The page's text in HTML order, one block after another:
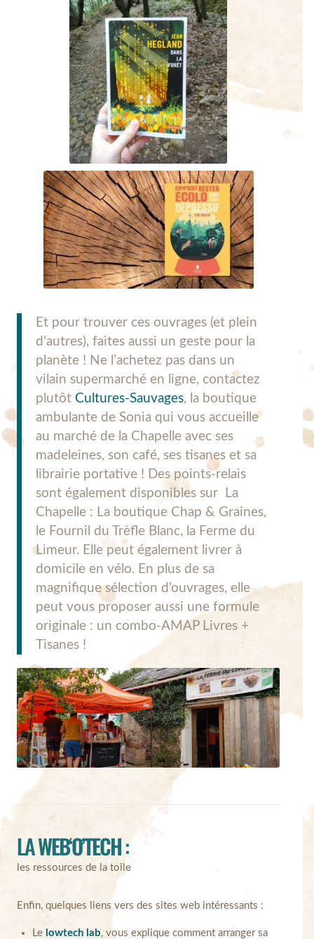
Et pour trouver ces ouvrages (et plein
d’autres), faites aussi un geste pour la
planète ! Ne l’achetez pas dans un
vilain supermarché en ligne, contactez
plutôt Cultures-Sauvages, la boutique
ambulante de Sonia qui vous accueille
au marché de la Chapelle avec ses
madeleines, son café, ses tisanes et sa
librairie portative ! Des points-relais
sont également disponibles sur La
Chapelle : La boutique Chap & Graines,
le Fournil du Trèfle Blanc, la Ferme du
Limeur. Elle peut également livrer à
domicile en vélo. En plus de sa
magnifique sélection d’ouvrages, elle
peut vous proposer aussi une formule
originale : un combo-AMAP Livres +
Tisanes !
LAWEB‘O’TECH:
les ressources de la toile
Enfin, quelques liens vers des sites web intéressants :
Le lowtech lab, vous explique comment arranger sa